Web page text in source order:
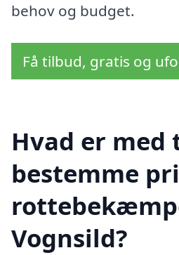
behov og budget.
Få tilbud, gratis og
Hvad er med
bestemme
Vognsild?